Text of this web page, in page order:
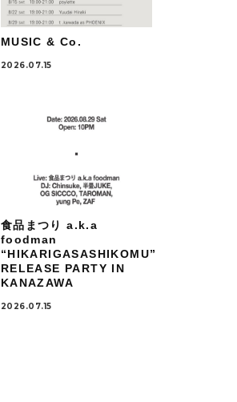
MUSIC & Co.
2026.07.15
食品まつり a.k.a
foodman
“HIKARIGASASHIKOMU”
RELEASE PARTY IN
KANAZAWA
2026.07.15